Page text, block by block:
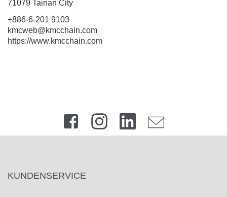
71079 Tainan City
+886-6-201 9103
kmcweb@kmcchain.com
https://www.kmcchain.com
KUNDENSERVICE